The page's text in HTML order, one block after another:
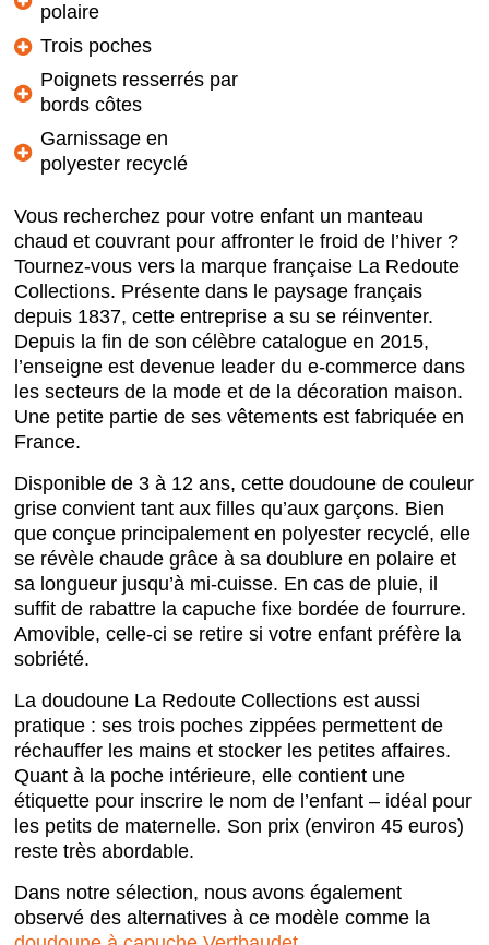
polaire
Trois poches
Poignets resserrés par
bords côtes
Garnissage en
polyester recyclé
Vous recherchez pour votre enfant un manteau
chaud et couvrant pour affronter le froid de l’hiver ?
Tournez-vous vers la marque française La Redoute
Collections. Présente dans le paysage français
depuis 1837, cette entreprise a su se réinventer.
Depuis la fin de son célèbre catalogue en 2015,
l’enseigne est devenue leader du e-commerce dans
les secteurs de la mode et de la décoration maison.
Une petite partie de ses vêtements est fabriquée en
France.
Disponible de 3 à 12 ans, cette doudoune de couleur
grise convient tant aux filles qu’aux garçons. Bien
que conçue principalement en polyester recyclé, elle
se révèle chaude grâce à sa doublure en polaire et
sa longueur jusqu’à mi-cuisse. En cas de pluie, il
suffit de rabattre la capuche fixe bordée de fourrure.
Amovible, celle-ci se retire si votre enfant préfère la
sobriété.
La doudoune La Redoute Collections est aussi
pratique : ses trois poches zippées permettent de
réchauffer les mains et stocker les petites affaires.
Quant à la poche intérieure, elle contient une
étiquette pour inscrire le nom de l’enfant – idéal pour
les petits de maternelle. Son prix (environ 45 euros)
reste très abordable.
Dans notre sélection, nous avons également
observé des alternatives à ce modèle comme la